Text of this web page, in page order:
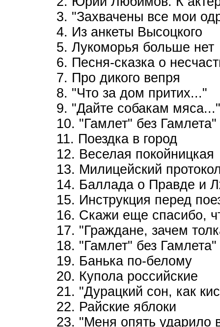
3. "Захвачены все мои
4. Из анкеты Высоцкого
5. Лукоморья больше нет
6. Песня-сказка о
7. Про дикого вепря
8. "Что за дом притих..."
9. "Дайте собакам мяса..."
10. "Гамлет" без Гамлета"
11. Поездка в город
12. Веселая покойницкая
13. Милицейский
14. Баллада о Правде и
15. Инструкция перед
16. Скажи еще спасибо,
17. "Граждане, зачем
18. "Гамлет" без Гамлета"
19. Банька по-белому
20. Купола российские
21. "Дурацкий сон, как
22. Райские яблоки
23. "Меня опять ударило